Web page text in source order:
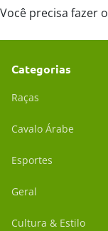
Você precisa fazer o
Categorias
Raças
Cavalo Árabe
Esportes
Geral
Cultura & Estilo